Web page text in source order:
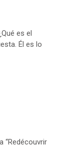
es el
Él es lo
“Redécouvrir